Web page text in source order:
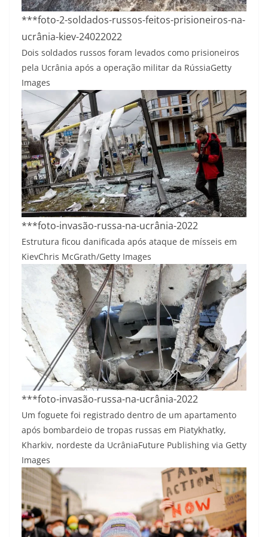
***foto-2-soldados-russos-feitos-prisioneiros-na-
ucrânia-kiev-24022022
Dois soldados russos foram levados como prisioneiros
pela Ucrânia após a operação militar da RússiaGetty
Images
***foto-invasão-russa-na-ucrânia-2022
Estrutura ficou danificada após ataque de mísseis em
KievChris McGrath/Getty Images
***foto-invasão-russa-na-ucrânia-2022
Um foguete foi registrado dentro de um apartamento
após bombardeio de tropas russas em Piatykhatky,
Kharkiv, nordeste da UcrâniaFuture Publishing via Getty
Images